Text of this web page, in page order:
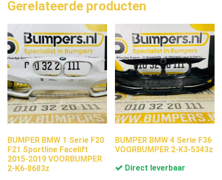
Gerelateerde producten
BUMPER BMW 1 Serie F20
F21 Sportline Facelift
2015-2019 VOORBUMPER
2-K6-8683z
BUMPER BMW 4 Serie F36
VOORBUMPER 2-K3-5343z
Direct leverbaar